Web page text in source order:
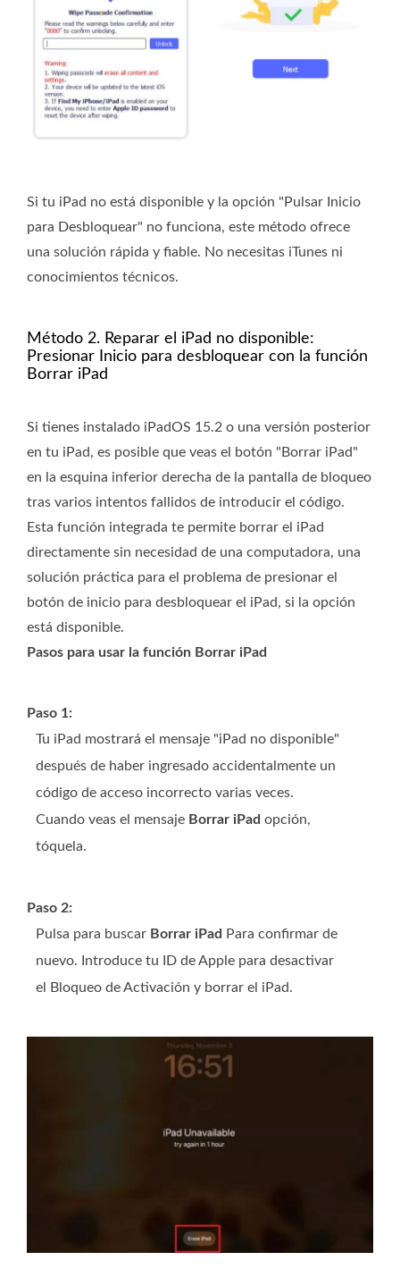
Si tu iPad no está disponible y la opción "Pulsar Inicio
para Desbloquear" no funciona, este método ofrece
una solución rápida y fiable. No necesitas iTunes ni
conocimientos técnicos.
Método 2. Reparar el iPad no disponible:
Presionar Inicio para desbloquear con la función
Borrar iPad
Si tienes instalado iPadOS 15.2 o una versión posterior
en tu iPad, es posible que veas el botón "Borrar iPad"
en la esquina inferior derecha de la pantalla de bloqueo
tras varios intentos fallidos de introducir el código.
Esta función integrada te permite borrar el iPad
directamente sin necesidad de una computadora, una
solución práctica para el problema de presionar el
botón de inicio para desbloquear el iPad, si la opción
está disponible.
Pasos para usar la función Borrar iPad
Paso 1:
Tu iPad mostrará el mensaje "iPad no disponible"
después de haber ingresado accidentalmente un
código de acceso incorrecto varias veces.
Cuando veas el mensaje Borrar iPad opción,
tóquela.
Paso 2:
Pulsa para buscar Borrar iPad
Para confirmar de
nuevo. Introduce tu ID de Apple para desactivar
el Bloqueo de Activación y borrar el iPad.